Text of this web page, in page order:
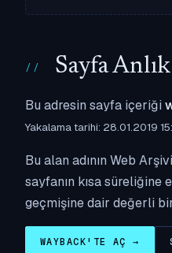
Sayfa
Bu adresin sayfa içeriği
Yakalama tarihi: 28.01.2019
Bu alan adının Web
sayfanın kısa
geçmişine dair değerli
WAYBACK'TE AÇ →